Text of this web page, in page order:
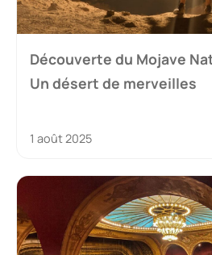
Découverte du Mojave
Un désert de merveilles
1 août 2025